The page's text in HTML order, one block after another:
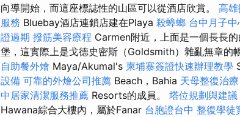
向導開始，而這座標誌性的山區可以從酒店欣賞。 高
服務 Bluebay酒店連鎖店建在Playa 殺蟑螂 台中月子中
證過期 撥筋美容療程 Carmen附近，上面是一個長長
堡，這實際上是戈德史密斯（Goldsmith）雜亂無章的
自助餐外燴 Maya/Akumal's 柬埔寨簽證快速辦理教學
設備 可靠的外燴公司推薦 Beach，Bahia 天母整復治療
中居家清潔服務推薦 Resorts的成員。 塔位規劃與建議
Hawana綜合大樓內，屬於Fanar 台胞證台中 整復學徒